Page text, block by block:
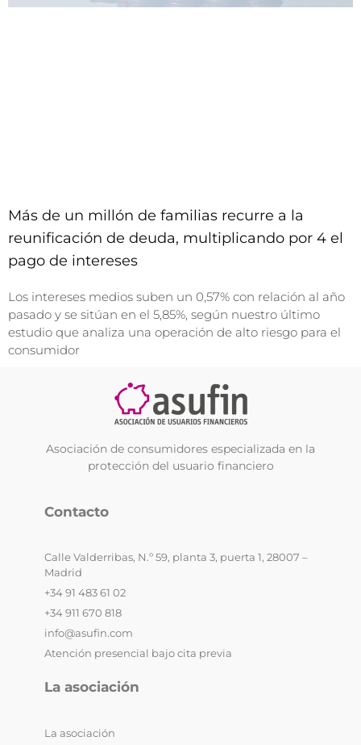
Más de un millón de familias recurre a la
reunificación de deuda, multiplicando por 4 el
pago de intereses
Los intereses medios suben un 0,57% con relación al año
pasado y se sitúan en el 5,85%, según nuestro último
estudio que analiza una operación de alto riesgo para el
consumidor
Asociación de consumidores especializada en la
protección del usuario financiero
Contacto
Calle Valderribas, N.º 59, planta 3, puerta 1, 28007 –
Madrid
+34 91 483 61 02
+34 911 670 818
info@asufin.com
Atención presencial bajo cita previa
La asociación
La asociación